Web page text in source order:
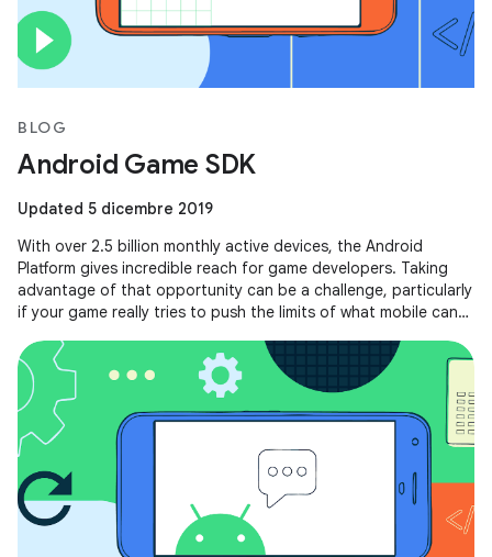
BLOG
Android Game SDK
Updated 5 dicembre 2019
With over 2.5 billion monthly active devices, the Android
Platform gives incredible reach for game developers. Taking
advantage of that opportunity can be a challenge, particularly
if your game really tries to push the limits of what mobile can